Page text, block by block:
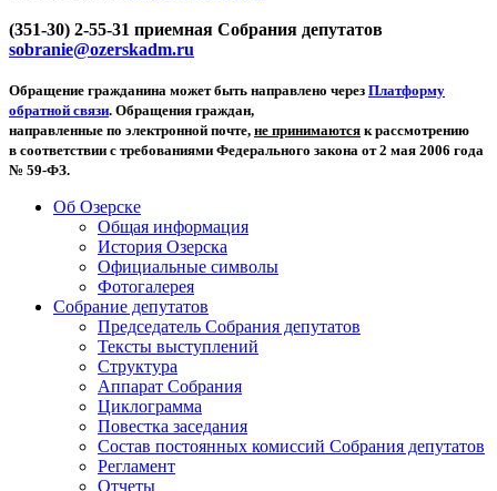
(351-30) 2-55-31 приемная Собрания депутатов
sobranie@ozerskadm.ru
Обращение гражданина может быть направлено через Платформу
обратной связи. Обращения граждан,
направленные по электронной почте, не принимаются к рассмотрению
в соответствии с требованиями Федерального закона от 2 мая 2006 года
№ 59-ФЗ.
Об Озерске
Общая информация
История Озерска
Официальные символы
Фотогалерея
Собрание депутатов
Председатель Собрания депутатов
Тексты выступлений
Структура
Аппарат Собрания
Циклограмма
Повестка заседания
Состав постоянных комиссий Собрания депутатов
Регламент
Отчеты